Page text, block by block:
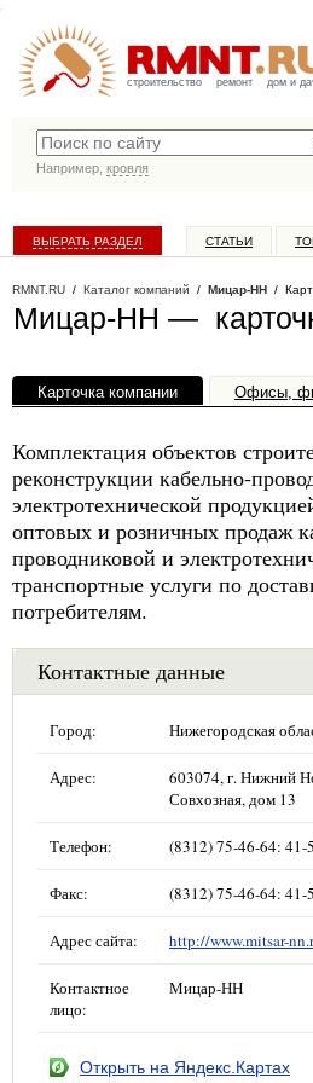
строительство ремонт дом и
Например, кровля
ВЫБРАТЬ РАЗДЕЛ СТАТЬИ
RMNT.RU / Каталог компаний / Мицар-НН /
Мицар-НН —
Карточка компании Офисы,
Комплектация объектов
реконструкции кабельно-
электротехнической
оптовых и розничных продаж
проводниковой и
транспортные услуги по
потребителям.
Контактные данные
Город: Нижегородская
Адрес:
603074, г. Нижний
Совхозная, дом 13
Телефон: (8312) 75-46-64: 41-
Факс: (8312) 75-46-64: 41-
Адрес сайта: http://www.mitsar-
Контактное
лицо:
Мицар-НН
Открыть на Яндекс.Картах